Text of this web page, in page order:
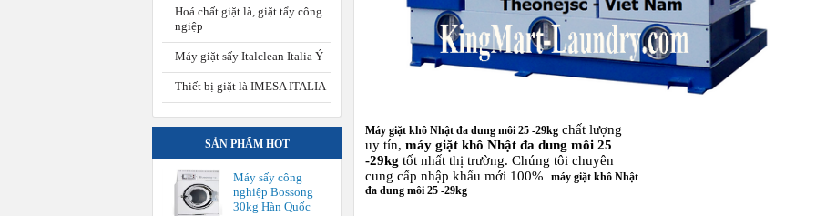
Hoá chất giặt là, giặt tẩy công
ngiệp
Máy giặt sấy Italclean Italia Ý
Thiết bị giặt là IMESA ITALIA
SẢN PHẨM HOT
Máy sấy công
nghiệp Bossong
30kg Hàn Quốc
Máy giặt khô Nhật đa dung môi 25 -29kg chất lượng
uy tín, máy giặt khô Nhật đa dung môi 25
-29kg tốt nhất thị trường. Chúng tôi chuyên
cung cấp nhập khẩu mới 100% máy giặt khô Nhật
đa dung môi 25 -29kg